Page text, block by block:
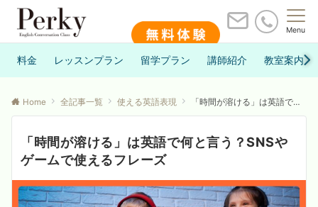
Menu
料金 レッスンプラン 留学プラン 講師紹介 教室案内
Home 全記事一覧 使える英語表現 「時間が溶ける」は英語で何と言う？SNSやゲームで使えるフレーズ
「時間が溶ける」は英語で何と言う？SNSや
ゲームで使えるフレーズ